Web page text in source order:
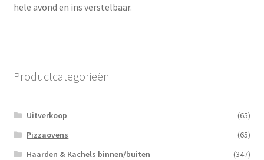
hele avond en ins verstelbaar.
Productcategorieën
Uitverkoop
(65)
Pizzaovens
(65)
Haarden & Kachels binnen/buiten
(347)